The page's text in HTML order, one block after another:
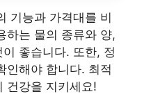
기능과 가격대를 비
하는 물의 종류와 양,
좋습니다. 또한, 정
인해야 합니다. 최적
건강을 지키세요!